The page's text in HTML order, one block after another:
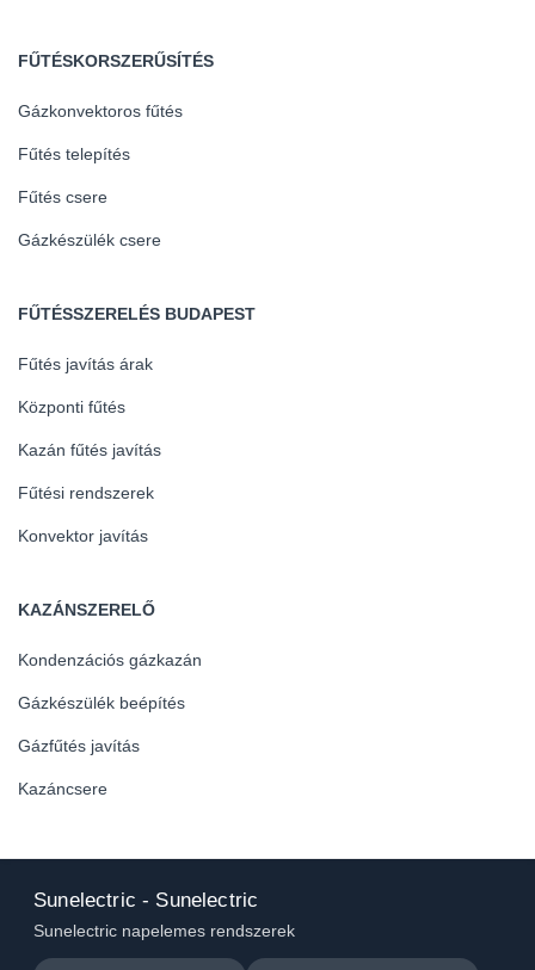
FŰTÉSKORSZERŰSÍTÉS
Gázkonvektoros fűtés
Fűtés telepítés
Fűtés csere
Gázkészülék csere
FŰTÉSSZERELÉS BUDAPEST
Fűtés javítás árak
Központi fűtés
Kazán fűtés javítás
Fűtési rendszerek
Konvektor javítás
KAZÁNSZERELŐ
Kondenzációs gázkazán
Gázkészülék beépítés
Gázfűtés javítás
Kazáncsere
Sunelectric - Sunelectric
Sunelectric napelemes rendszerek